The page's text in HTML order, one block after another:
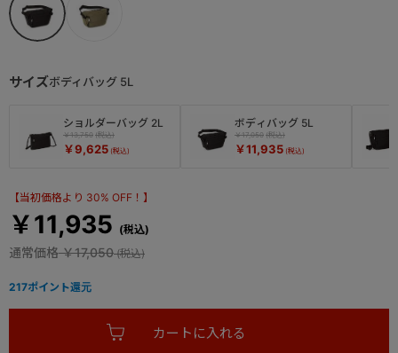
【当初価格より 30% OFF！】
￥11,935
通常価格￥17,050
サイズボディバッグ 5L
ショルダーバッグ 2L
￥13,750
￥9,625
ボディバッグ 5L
￥17,050
￥11,935
217ポイント還元